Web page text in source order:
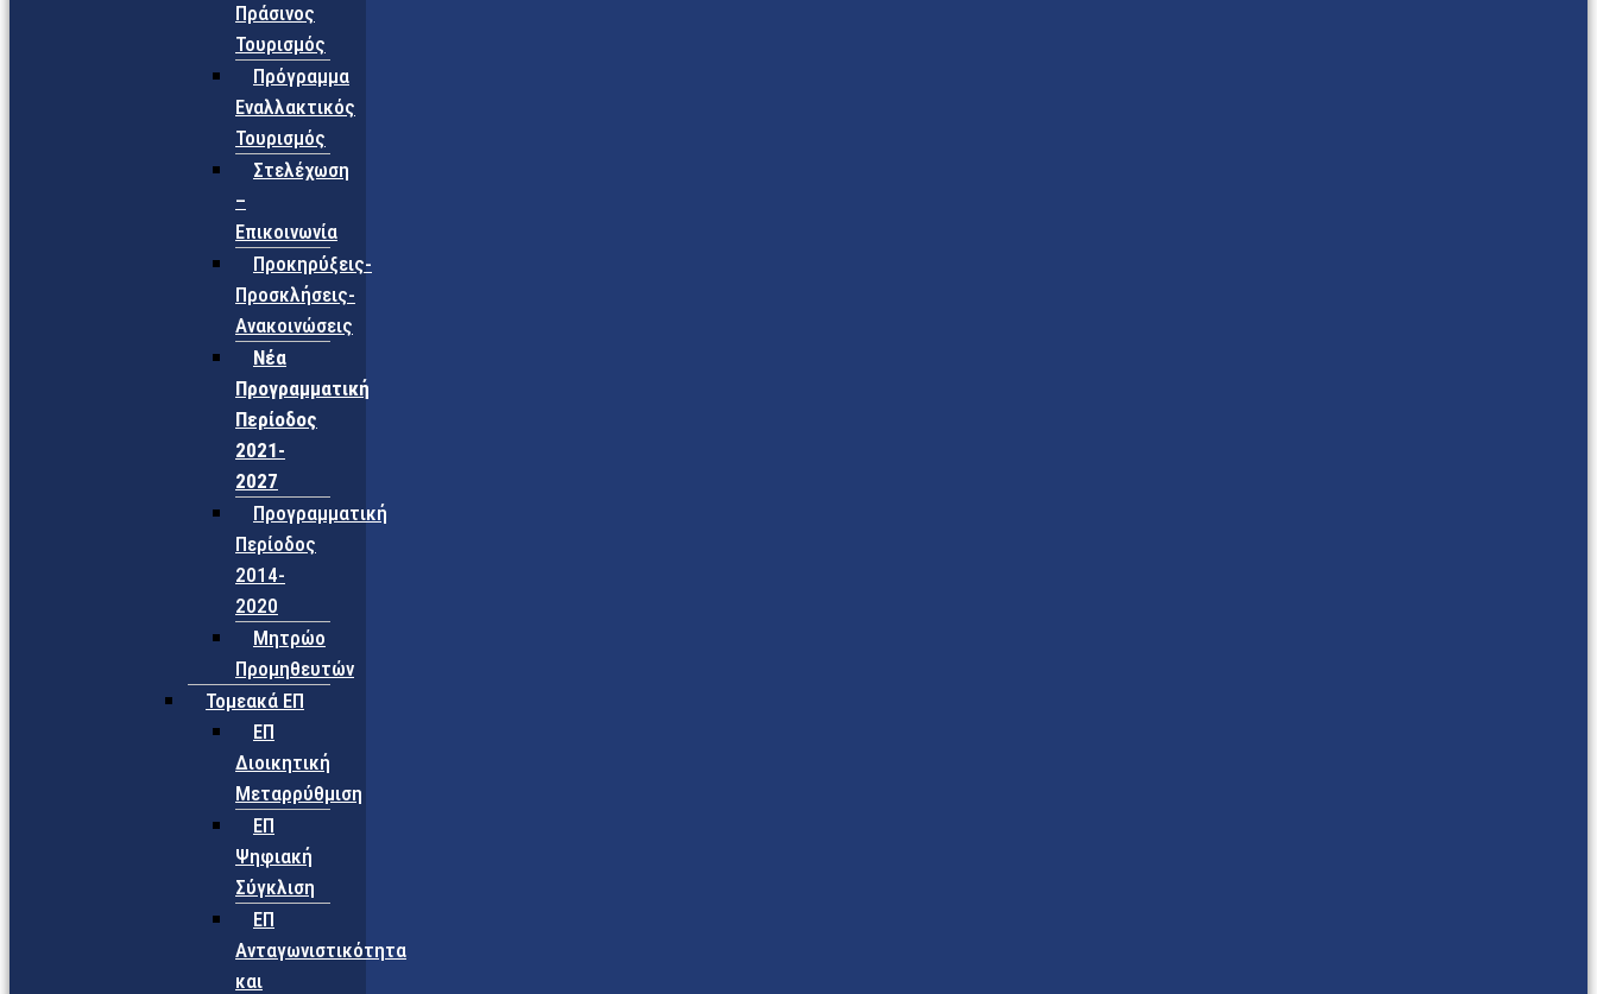
Πράσινος
Τουρισμός
Πρόγραμμα
Εναλλακτικός
Τουρισμός
Στελέχωση
–
Επικοινωνία
Προκηρύξεις-
Προσκλήσεις-
Ανακοινώσεις
Νέα
Προγραμματική
Περίοδος
2021-
2027
Προγραμματική
Περίοδος
2014-
2020
Μητρώο
Προμηθευτών
Τομεακά ΕΠ
ΕΠ
Διοικητική
Μεταρρύθμιση
ΕΠ
Ψηφιακή
Σύγκλιση
ΕΠ
Ανταγωνιστικότητα
και